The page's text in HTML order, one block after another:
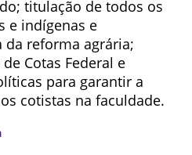
titulação de todos os
e indígenas e
da reforma agrária;
Cotas Federal e
para garantir a
cotistas na faculdade.